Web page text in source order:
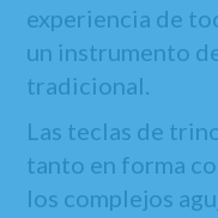
experiencia de
un instrumento
tradicional.
Las teclas de
tanto en forma
los complejos